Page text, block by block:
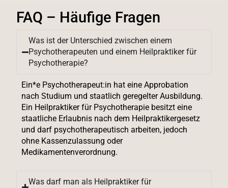
FAQ – Häufige Fragen
Was ist der Unterschied zwischen einem
Psychotherapeuten und einem Heilpraktiker für
Psychotherapie?
Ein*e Psychotherapeut:in hat eine Approbation
nach Studium und staatlich geregelter Ausbildung.
Ein Heilpraktiker für Psychotherapie besitzt eine
staatliche Erlaubnis nach dem Heilpraktikergesetz
und darf psychotherapeutisch arbeiten, jedoch
ohne Kassenzulassung oder
Medikamentenverordnung.
Was darf man als Heilpraktiker für